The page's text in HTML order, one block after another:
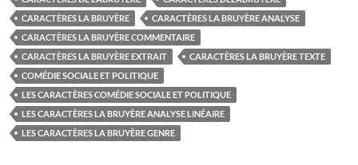
CARACTÈRES LA BRUYÈRE
CARACTÈRES LA BRUYÈRE ANALYSE
CARACTÈRES LA BRUYÈRE COMMENTAIRE
CARACTÈRES LA BRUYÈRE EXTRAIT
CARACTÈRES LA BRUYÈRE TEXTE
COMÉDIE SOCIALE ET POLITIQUE
LES CARACTÈRES COMÉDIE SOCIALE ET POLITIQUE
LES CARACTÈRES LA BRUYÈRE ANALYSE LINÉAIRE
LES CARACTÈRES LA BRUYÈRE GENRE